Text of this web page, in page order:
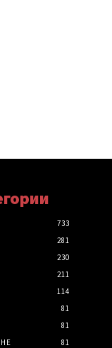
733
281
230
211
114
81
81
81